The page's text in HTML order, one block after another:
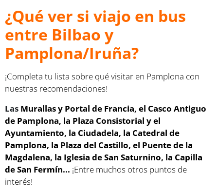
¿Qué ver si viajo en bus
entre Bilbao y
Pamplona/Iruña?
¡Completa tu lista sobre qué visitar en Pamplona con
nuestras recomendaciones!
Las Murallas y Portal de Francia, el Casco Antiguo
de Pamplona, la Plaza Consistorial y el
Ayuntamiento, la Ciudadela, la Catedral de
Pamplona, la Plaza del Castillo, el Puente de la
Magdalena, la Iglesia de San Saturnino, la Capilla
de San Fermín... ¡Entre muchos otros puntos de
interés!